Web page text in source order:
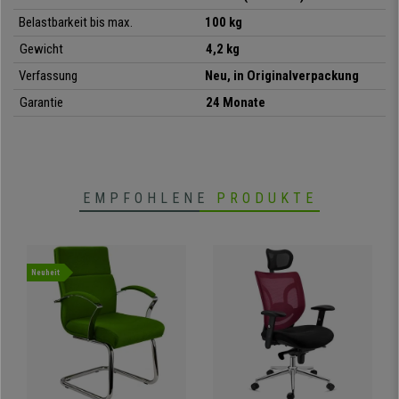
Belastbarkeit bis max.
100 kg
Gewicht
4,2 kg
Verfassung
Neu, in Originalverpackung
Garantie
24 Monate
EMPFOHLENE PRODUKTE
Neuheit